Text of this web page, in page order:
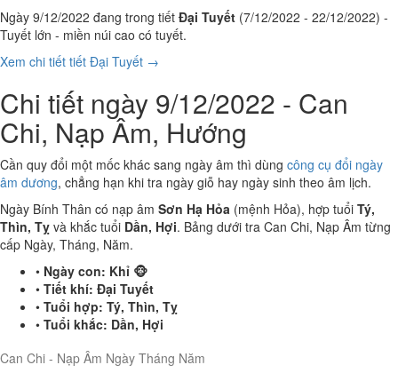
Ngày 9/12/2022 đang trong tiết Đại Tuyết (7/12/2022 - 22/12/2022) -
Tuyết lớn - miền núi cao có tuyết.
Xem chi tiết tiết Đại Tuyết →
Chi tiết ngày 9/12/2022 - Can
Chi, Nạp Âm, Hướng
Cần quy đổi một mốc khác sang ngày âm thì dùng công cụ đổi ngày
âm dương, chẳng hạn khi tra ngày giỗ hay ngày sinh theo âm lịch.
Ngày Bính Thân có nạp âm Sơn Hạ Hỏa (mệnh Hỏa), hợp tuổi Tý,
Thìn, Tỵ và khắc tuổi Dần, Hợi. Bảng dưới tra Can Chi, Nạp Âm từng
cấp Ngày, Tháng, Năm.
• Ngày con: Khỉ 🐵
• Tiết khí: Đại Tuyết
• Tuổi hợp: Tý, Thìn, Tỵ
• Tuổi khắc: Dần, Hợi
Can Chi - Nạp Âm Ngày Tháng Năm